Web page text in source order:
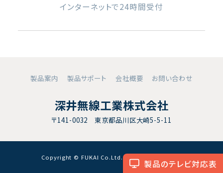
製品のテレビ対応表
インターネットで24時間受付
製品案内 製品サポート 会社概要 お問い合わせ
深井無線工業株式会社
〒141-0032 東京都品川区大崎5-5-11
Copyright © FUKAI Co.Ltd. All RightsReserved.